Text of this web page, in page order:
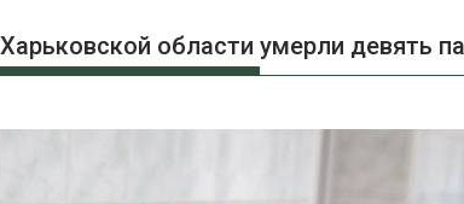
области умерли девять